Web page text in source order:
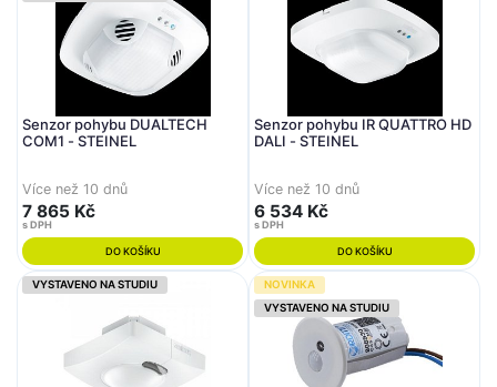
Senzor pohybu DUALTECH
COM1 - STEINEL
Více než 10 dnů
7 865 Kč
s DPH
DO KOŠÍKU
Senzor pohybu IR QUATTRO HD
DALI - STEINEL
Více než 10 dnů
6 534 Kč
s DPH
DO KOŠÍKU
VYSTAVENO NA STUDIU
NOVINKA
VYSTAVENO NA STUDIU